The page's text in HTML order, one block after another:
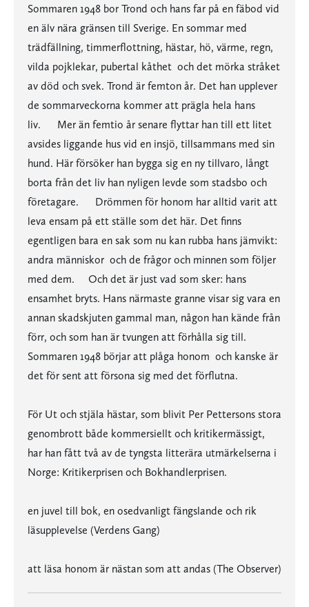
Sommaren 1948 bor Trond och hans far på en fäbod vid
en älv nära gränsen till Sverige. En sommar med
trädfällning, timmerflottning, hästar, hö, värme, regn,
vilda pojklekar, pubertal kåthet  och det mörka stråket
av död och svek. Trond är femton år. Det han upplever
de sommarveckorna kommer att prägla hela hans
liv. Mer än femtio år senare flyttar han till ett litet
avsides liggande hus vid en insjö, tillsammans med sin
hund. Här försöker han bygga sig en ny tillvaro, långt
borta från det liv han nyligen levde som stadsbo och
företagare. Drömmen för honom har alltid varit att
leva ensam på ett ställe som det här. Det finns
egentligen bara en sak som nu kan rubba hans jämvikt:
andra människor  och de frågor och minnen som följer
med dem. Och det är just vad som sker: hans
ensamhet bryts. Hans närmaste granne visar sig vara en
annan skadskjuten gammal man, någon han kände från
förr, och som han är tvungen att förhålla sig till.
Sommaren 1948 börjar att plåga honom  och kanske är
det för sent att försona sig med det förflutna.
För Ut och stjäla hästar, som blivit Per Pettersons stora
genombrott både kommersiellt och kritikermässigt,
har han fått två av de tyngsta litterära utmärkelserna i
Norge: Kritikerprisen och Bokhandlerprisen.
en juvel till bok, en osedvanligt fängslande och rik
läsupplevelse (Verdens Gang)
att läsa honom är nästan som att andas (The Observer)